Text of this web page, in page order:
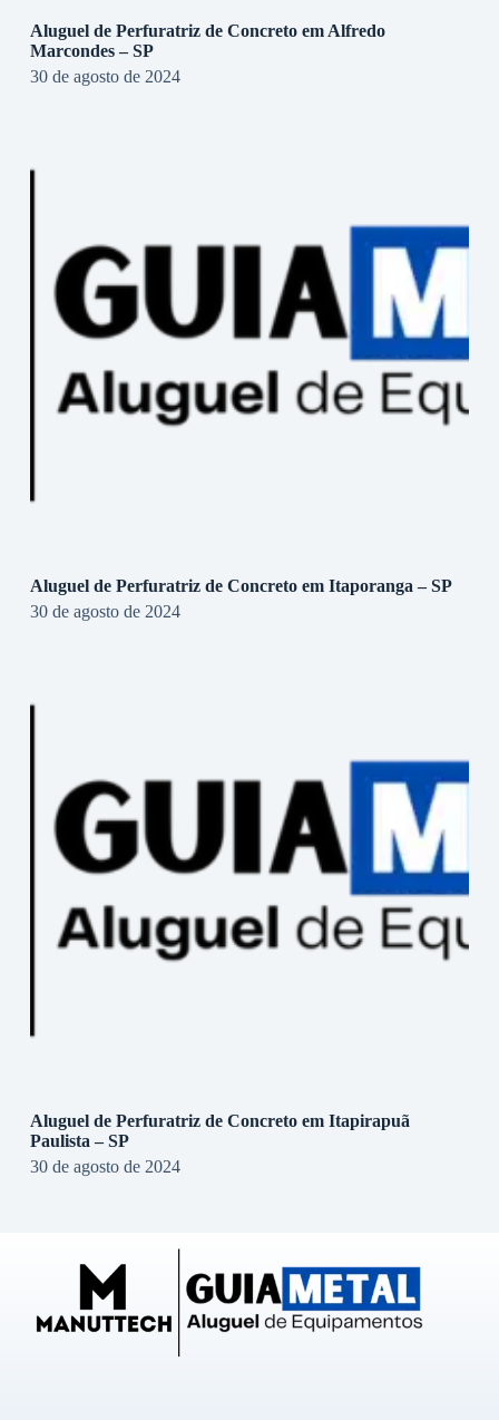
Aluguel de Perfuratriz de Concreto em Alfredo
Marcondes – SP
30 de agosto de 2024
Aluguel de Perfuratriz de Concreto em Itaporanga – SP
30 de agosto de 2024
Aluguel de Perfuratriz de Concreto em Itapirapuã
Paulista – SP
30 de agosto de 2024